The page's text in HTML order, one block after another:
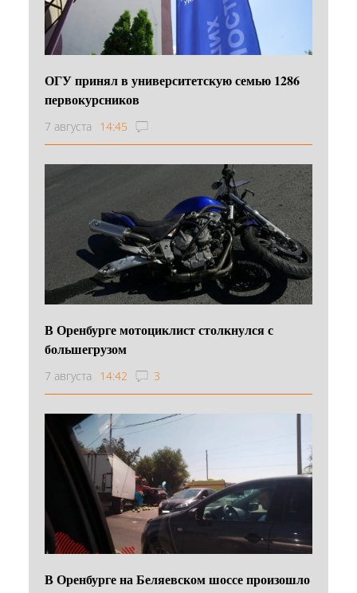
ОГУ принял в университетскую семью 1286
первокурсников
7 августа 14:45
В Оренбурге мотоциклист столкнулся с
большегрузом
7 августа 14:42 3
В Оренбурге на Беляевском шоссе произошло